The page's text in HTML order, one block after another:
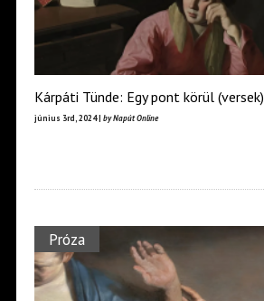
Kárpáti Tünde: Egy pont körül (versek)
június 3rd, 2024 | by Napút Online
Próza